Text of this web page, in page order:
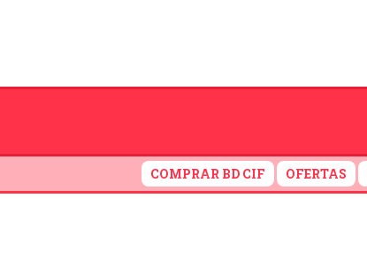
COMPRAR BD CIF OFERTAS